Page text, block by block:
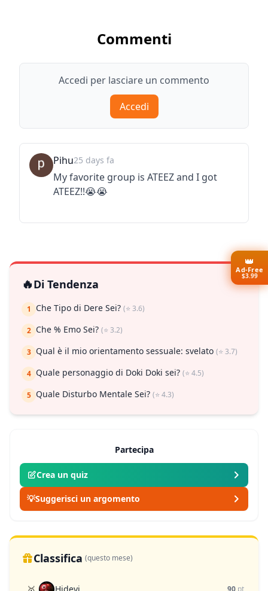
Commenti
Accedi per lasciare un commento
Accedi
Pihu25 days fa
My favorite group is ATEEZ and I got
ATEEZ!!😭😭
🔥Di Tendenza
1 Che Tipo di Dere Sei? (⭐ 3.6)
2 Che % Emo Sei? (⭐ 3.2)
3 Qual è il mio orientamento sessuale: svelato (⭐ 3.7)
4 Quale personaggio di Doki Doki sei? (⭐ 4.5)
5 Quale Disturbo Mentale Sei? (⭐ 4.3)
Partecipa
Crea un quiz
💡Suggerisci un argomento
Classifica (questo mese)
👑
Ad-Free
$3.99